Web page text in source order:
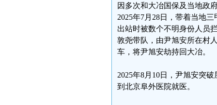
因多次和大冶国保及当地政
2025年7月28日，带着当地
出站时被数个不明身份人员
敦尧带队，由尹旭安所在村
车，将尹旭安劫持回大冶。
2025年8月10日，尹旭安突
到北京阜外医院就医。